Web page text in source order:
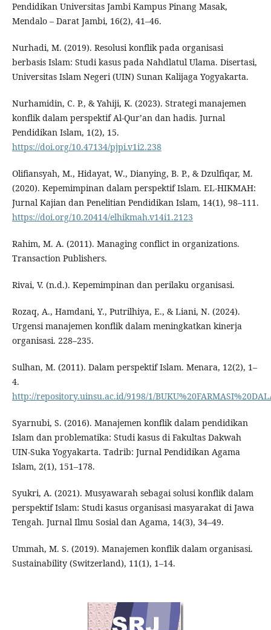
Pendidikan Universitas Jambi Kampus Pinang Masak,
Mendalo – Darat Jambi, 16(2), 41–46.
Nurhadi, M. (2019). Resolusi konflik pada organisasi
berbasis Islam: Studi kasus pada Nahdlatul Ulama. Disertasi,
Universitas Islam Negeri (UIN) Sunan Kalijaga Yogyakarta.
Nurhamidin, C. P., & Yahiji, K. (2023). Strategi manajemen
konflik dalam perspektif Al-Qur’an dan hadis. Jurnal
Pendidikan Islam, 1(2), 15.
https://doi.org/10.47134/pjpi.v1i2.238
Olifiansyah, M., Hidayat, W., Dianying, B. P., & Dzulfiqar, M.
(2020). Kepemimpinan dalam perspektif Islam. EL-HIKMAH:
Jurnal Kajian dan Penelitian Pendidikan Islam, 14(1), 98–111.
https://doi.org/10.20414/elhikmah.v14i1.2123
Rahim, M. A. (2011). Managing conflict in organizations.
Transaction Publishers.
Rivai, V. (n.d.). Kepemimpinan dan perilaku organisasi.
Rozaq, A., Hamdani, Y., Putrilhiya, E., & Liani, N. (2024).
Urgensi manajemen konflik dalam meningkatkan kinerja
organisasi. 228–235.
Sulhan, M. (2011). Dalam perspektif Islam. Menara, 12(2), 1–
4.
http://repository.uinsu.ac.id/9198/1/
Syarnubi, S. (2016). Manajemen konflik dalam pendidikan
Islam dan problematika: Studi kasus di Fakultas Dakwah
UIN-Suka Yogyakarta. Tadrib: Jurnal Pendidikan Agama
Islam, 2(1), 151–178.
Syukri, A. (2021). Musyawarah sebagai solusi konflik dalam
perspektif Islam: Studi kasus organisasi masyarakat di Jawa
Tengah. Jurnal Ilmu Sosial dan Agama, 14(3), 34–49.
Ummah, M. S. (2019). Manajemen konflik dalam organisasi.
Sustainability (Switzerland), 11(1), 1–14.